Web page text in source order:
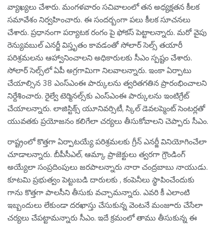
వ్యాఖ్య‌లు చేశారు. మంగ‌ళ‌వారం స‌చివాలంలో త‌న అధ్య‌క్ష‌త‌న కీల‌క
స‌మావేశం నిర్వ‌హించారు. ఈ సంద‌ర్బంగా ప‌లు కీల‌క సూచ‌న‌లు
చేశారు. ప్ర‌ధానంగా ప‌ర్యాట‌క రంగం పై ఫోక‌స్ పెట్టాల‌న్నారు. మరో వైపు
రెన్యువబుల్ ఎనర్జీ విస్తృతం కావడంతో సోలార్ సెల్స్ తయారీ
పరిశ్రమలను ఆహ్వానించాలని అధికారులకు సీఎం స్పష్టం చేశారు.
సోలార్ సెల్స్‌లో ఏపీ అగ్రగామిగా నిలవాలన్నారు. ఇంకా ఏర్పాటు
చేయాల్సిన 38 ఎంస్ఎంఈ పార్కులను త్వరితగతిన ప్రారంభించాలని
నిర్దేశించారు. రైల్వే టెర్మినల్స్‌కు ఎంస్ఎంఈ పార్కులను ఇంటిగ్రేట్
చేయాలన్నారు. లాజిస్టిక్స్ యూనివర్సిటీ, స్కిల్ డెవలప్మెంట్ సెంటర్లతో
యువతకు ప్రయోజనం కలిగేలా చర్యలు తీసుకోవాలని చెప్పారు సీఎం.
రాష్ట్రంలో కొత్తగా ఏర్పాటయ్యే పరిశ్రమలకు గ్రీన్ ఎనర్జీ వినియోగించేలా
చూడాలన్నారు. బీపీసీఎల్, ఆమ్కా ప్రాజెక్టులు త్వరగా గ్రౌండింగ్
అయ్యేలా సంప్రదింపులు జరపాలన్నారు నారా చంద్ర‌బాబు నాయుడు.
కూట‌మి ప్ర‌భుత్వం పెట్టుబ‌డి దారుల‌కు , కంపెనీలు స్థాపించేందుకు
గాను కొత్త‌గా పాల‌సీని తీసుకు వ‌చ్చామ‌న్నారు. ఎవ‌రి కీ ఎలాంటి
ఇబ్బందులు లేకుండా ద‌ర‌ఖాస్తు చేసుకున్న వెంట‌నే మంజూరు చేసేలా
చ‌ర్య‌లు చేప‌ట్టామ‌న్నారు సీఎం. ఇదే క్ర‌మంలో తాము తీసుకున్న ఈ